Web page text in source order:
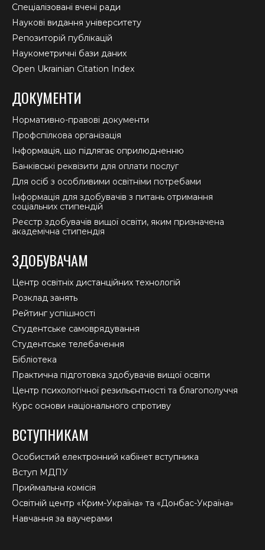
Спеціалізовані вчені ради
Наукові видання університету
Репозиторій публікацій
Наукометричні бази даних
Open Ukrainian Citation Index
ДОКУМЕНТИ
Нормативно-правові документи
Профспілкова організація
Інформація, що підлягає оприлюдненню
Банківські реквізити для оплати послуг
Для осіб з особливими освітніми потребами
Інформація для здобувачів з питань отримання
соціальних стипендій
Реєстр здобувачів вищої освіти, яким призначена
академічна стипендія
ЗДОБУВАЧАМ
Центр освітніх дистанційних технологій
Розклад занять
Рейтинг успішності
Студентське самоврядування
Студентське телебачення
Бібліотека
Практична підготовка здобувачів вищої освіти
Центр психологічної резильєнтності та благополуччя
Курс основи національного спротиву
ВСТУПНИКАМ
Особистий електронний кабінет вступника
Вступ МДПУ
Приймальна комісія
Освітній центр «Крим-Україна» та «Донбас-Україна»
Навчання за ваучерами